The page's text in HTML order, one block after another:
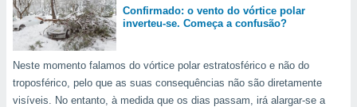
únicos
e
como a
este sitio
Confirmado: o vento do vórtice polar
inverteu-se. Começa a confusão?
Neste momento falamos do vórtice polar estratosférico e não do
troposférico, pelo que as suas consequências não são diretamente
visíveis. No entanto, à medida que os dias passam, irá alargar-se a